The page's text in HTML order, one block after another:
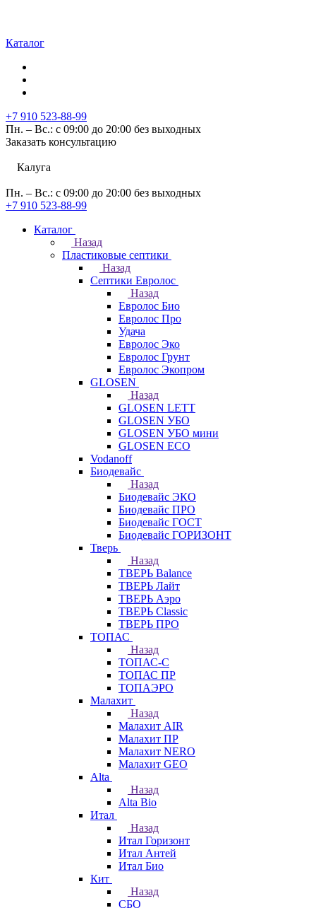
Каталог
+7 910 523-88-99
Пн. – Вс.: с 09:00 до 20:00 без выходных
Заказать консультацию
Калуга
Пн. – Вс.: с 09:00 до 20:00 без выходных
+7 910 523-88-99
Каталог
Назад
Пластиковые септики
Назад
Септики Евролос
Назад
Евролос Био
Евролос Про
Удача
Евролос Эко
Евролос Грунт
Евролос Экопром
GLOSEN
Назад
GLOSEN LETT
GLOSEN УБО
GLOSEN УБО мини
GLOSEN ECO
Vodanoff
Биодевайс
Назад
Биодевайс ЭКО
Биодевайс ПРО
Биодевайс ГОСТ
Биодевайс ГОРИЗОНТ
Тверь
Назад
ТВЕРЬ Balance
ТВЕРЬ Лайт
ТВЕРЬ Аэро
ТВЕРЬ Classic
ТВЕРЬ ПРО
ТОПАС
Назад
ТОПАС-С
ТОПАС ПР
ТОПАЭРО
Малахит
Назад
Малахит AIR
Малахит ПР
Малахит NERO
Малахит GEO
Alta
Назад
Alta Bio
Итал
Назад
Итал Горизонт
Итал Антей
Итал Био
Кит
Назад
СБО